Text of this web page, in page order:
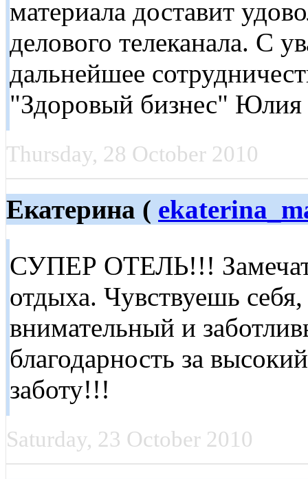
материала доставит
делового телеканала. С
дальнейшее
"Здоровый бизнес" Юлия
Thursday, 28 October 2010
Екатерина (
СУПЕР ОТЕЛЬ!!!
отдыха. Чувствуешь
внимательный и
благодарность за
заботу!!!
Saturday, 23 October 2010